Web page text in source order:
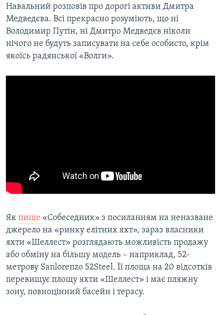
Навальний розповів про дорогі активи Дмитра
Медведєва. Всі прекрасно розуміють, що ні
Володимир Путін, ні Дмитро Медведєв ніколи
нічого не будуть записувати на себе особисто, крім
якоїсь радянської «Волги».
Як пише «Собеседник» з посиланням на неназване
джерело на «ринку елітних яхт», зараз власники
яхти «Шеллест» розглядають можливість продажу
або обміну на більшу модель – наприклад, 52-
метрову Sanlorenzo 52Steel. Її площа на 20 відсотків
перевищує площу яхти «Шеллест» і має пляжну
зону, повноцінний басейн і терасу.